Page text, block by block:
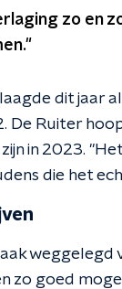
zo en
dit jaar
De Ruiter
in 2023.
die het
weggelegd
zo goed